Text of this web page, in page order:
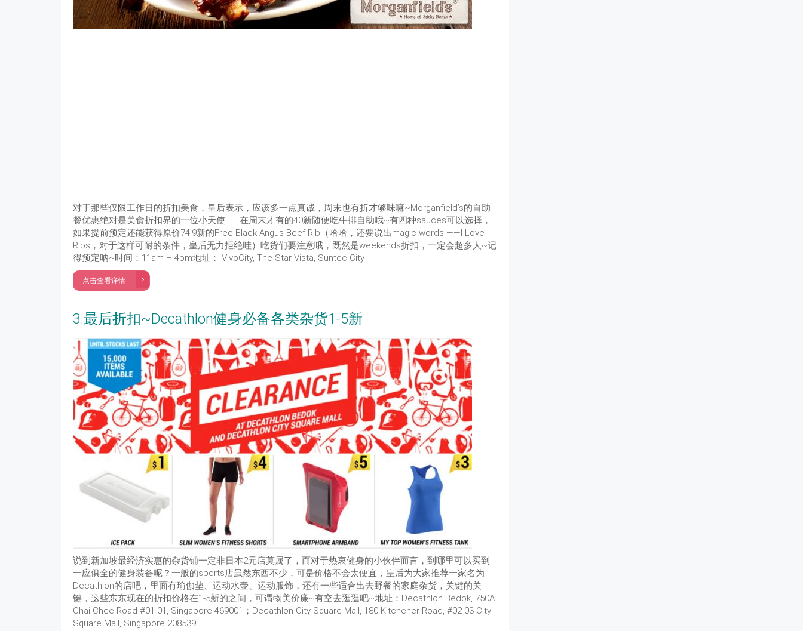
对于那些仅限工作日的折扣美食，皇后表示，应该多一点真诚，周末也有折才够味嘛~Morganfield’s的自助
餐优惠绝对是美食折扣界的一位小天使——在周末才有的40新随便吃牛排自助哦~有四种sauces可以选择，
如果提前预定还能获得原价74.9新的Free Black Angus Beef Rib（哈哈，还要说出magic words ——I Love
Ribs，对于这样可耐的条件，皇后无力拒绝哇）吃货们要注意哦，既然是weekends折扣，一定会超多人~记
得预定呐~时间：11am – 4pm地址： VivoCity, The Star Vista, Suntec City
点击查看详情
3.最后折扣~Decathlon健身必备各类杂货1-5新
说到新加坡最经济实惠的杂货铺一定非日本2元店莫属了，而对于热衷健身的小伙伴而言，到哪里可以买到
一应俱全的健身装备呢？一般的sports店虽然东西不少，可是价格不会太便宜，皇后为大家推荐一家名为
Decathlon的店吧，里面有瑜伽垫、运动水壶、运动服饰，还有一些适合出去野餐的家庭杂货，关键的关
键，这些东东现在的折扣价格在1-5新的之间，可谓物美价廉~有空去逛逛吧~地址：Decathlon Bedok, 750A
Chai Chee Road #01-01, Singapore 469001；Decathlon City Square Mall, 180 Kitchener Road, #02-03 City
Square Mall, Singapore 208539